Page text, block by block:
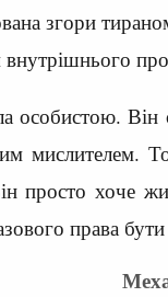
згори
особистою. Він
мислителем.
просто хоче
права